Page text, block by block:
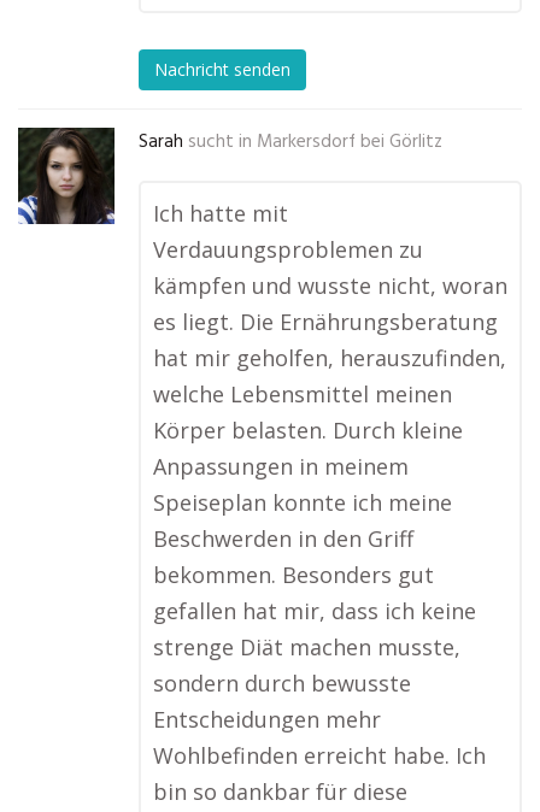
Nachricht senden
Sarah sucht in Markersdorf bei Görlitz
Ich hatte mit
Verdauungsproblemen zu
kämpfen und wusste nicht, woran
es liegt. Die Ernährungsberatung
hat mir geholfen, herauszufinden,
welche Lebensmittel meinen
Körper belasten. Durch kleine
Anpassungen in meinem
Speiseplan konnte ich meine
Beschwerden in den Griff
bekommen. Besonders gut
gefallen hat mir, dass ich keine
strenge Diät machen musste,
sondern durch bewusste
Entscheidungen mehr
Wohlbefinden erreicht habe. Ich
bin so dankbar für diese